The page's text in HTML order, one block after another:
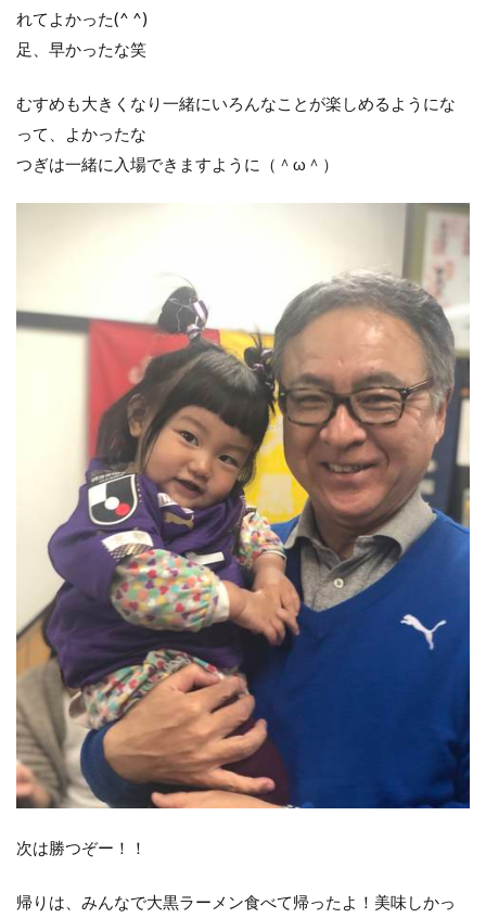
れてよかった(^ ^)
足、早かったな︎笑
むすめも大きくなり一緒にいろんなことが楽しめるようにな
って、よかったな︎
つぎは一緒に入場できますように（＾ω＾）
次は勝つぞー！！
帰りは、みんなで大黒ラーメン食べて帰ったよ！美味しかっ